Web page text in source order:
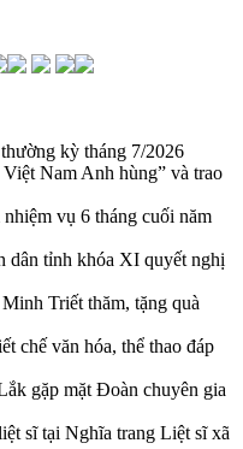
kỳ tháng 7/2026
Nam Anh hùng” và trao
vụ 6 tháng cuối năm
dân tỉnh khóa XI quyết nghị
Triết thăm, tặng quà
chế văn hóa, thể thao đáp
gặp mặt Đoàn chuyên gia
sĩ tại Nghĩa trang Liệt sĩ xã